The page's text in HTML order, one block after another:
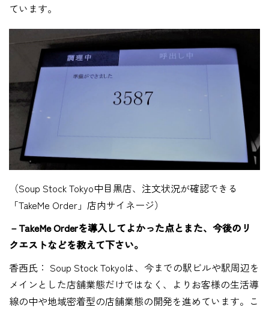
ています。
（Soup Stock Tokyo中目黒店、注文状況が確認できる
「TakeMe Order」店内サイネージ）
－TakeMe Orderを導入してよかった点とまた、今後のリ
クエストなどを教えて下さい。
香西氏： Soup Stock Tokyoは、今までの駅ビルや駅周辺を
メインとした店舗業態だけではなく、よりお客様の生活導
線の中や地域密着型の店舗業態の開発を進めています。こ